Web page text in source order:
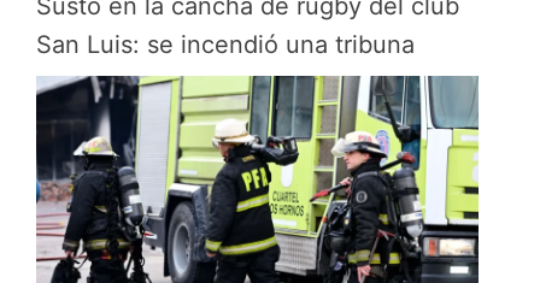
Susto en la cancha de rugby del club
San Luis: se incendió una tribuna